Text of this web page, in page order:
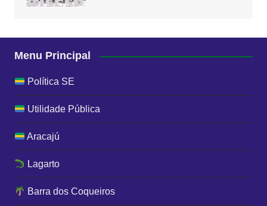
Menu Principal
Política SE
Utilidade Pública
Aracajú
Lagarto
Barra dos Coqueiros